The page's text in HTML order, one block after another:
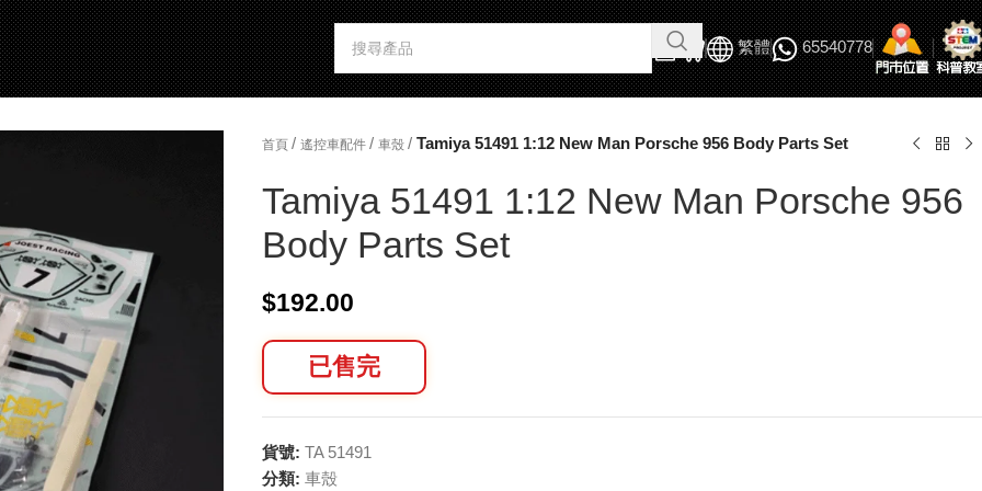
繁體 65540778
首頁 / 遙控車配件 / 車殼 / Tamiya 51491 1:12 New Man Porsche 956 Body Parts Set
Tamiya 51491 1:12 New Man Porsche 956
Body Parts Set
$192.00
已售完
貨號: TA 51491
分類: 車殼